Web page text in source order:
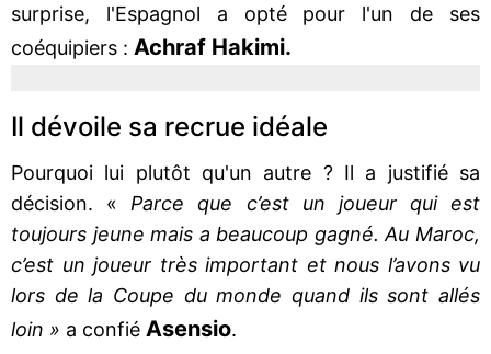
surprise, l'Espagnol a opté pour l'un de ses
coéquipiers : Achraf Hakimi.
Il dévoile sa recrue idéale
Pourquoi lui plutôt qu'un autre ? Il a justifié sa
décision. « Parce que c’est un joueur qui est
toujours jeune mais a beaucoup gagné. Au Maroc,
c’est un joueur très important et nous l’avons vu
lors de la Coupe du monde quand ils sont allés
loin » a confié Asensio.